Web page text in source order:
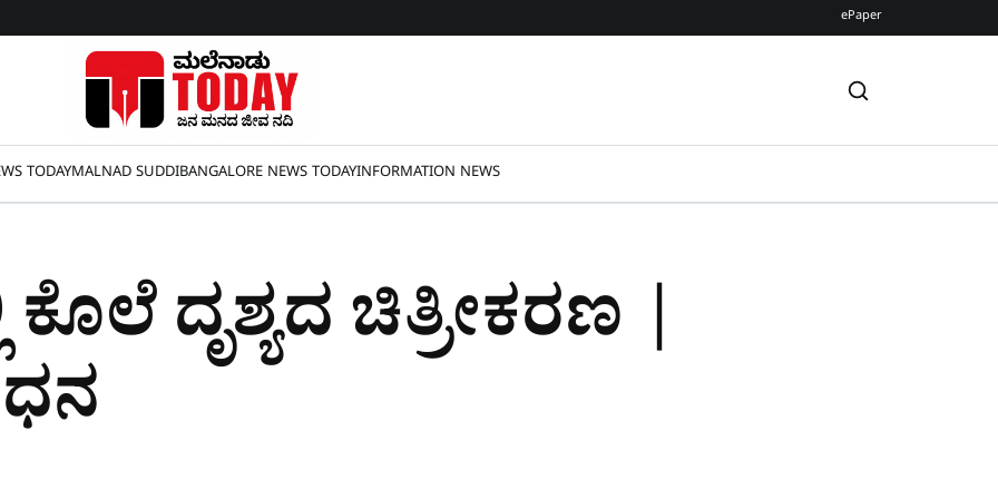
ePaper
TODAYMALNAD SUDDIBANGALORE NEWS TODAYINFORMATION NEWS
ಕೊಲೆ ದೃಶ್ಯದ ಚಿತ್ರೀಕರಣ |